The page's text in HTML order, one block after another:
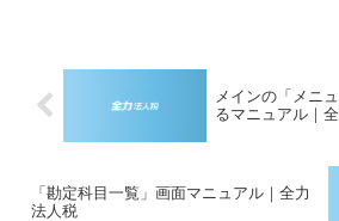
メインの「メニ
るマニュアル｜
「勘定科目一覧」画面マニュアル｜全力
法人税